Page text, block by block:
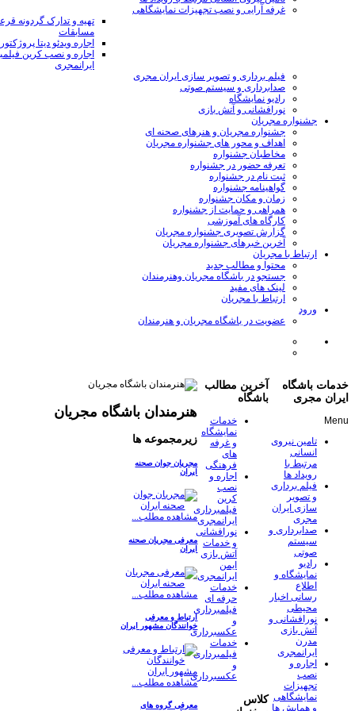
غرفه آرایی و نصب تجهیزات نمایشگاهی
تهیه و تدارک گردونه
مسابقات
اجاره ویدئو دیتا
اجاره و نصب کرین
ایرانمجری
فیلم برداری و تصویر سازی ایران مجری
صدابرداری و سیستم صوتی
رادیو نمایشگاه
نورافشانی و آتش بازی
جشنواره مجریان
جشنواره مجریان و هنرهای صحنه ای
اهداف و محور های جشنواره مجریان
مخاطبان جشنواره
تعرفه حضور در جشنواره
ثبت نام در جشنواره
گواهینامه جشنواره
زمان و مکان جشنواره
همراهی و حمایت از جشنواره
کارگاه های آموزشی
گزارش تصویری جشنواره مجریان
آخرین خبرهای جشنواره مجریان
ارتباط با مجریان
محتوا و مطالب جدید
جستجو در باشگاه مجریان وهنرمندان
لینک های مفید
ارتباط با مجریان
ورود
عضویت در باشگاه مجریان و هنرمندان
هنرمندان باشگاه مجریان
زیرمجموعه ها
مجریان جوان صحنه
ایران
مشاهده مطلب...
معرفی مجریان صحنه
ایران
مشاهده مطلب...
ارتباط و معرفی
خوانندگان مشهور ایران
مشاهده مطلب...
معرفی گروه های
آخرین مطالب
باشگاه
خدمات
نمایشگاه
و غرفه
های
فرهنگی
اجاره و
نصب
کرین
فیلمبرداری
ایرانمجری
نورافشانی
و خدمات
آتش بازی
ایمن
ایرانمجری
خدمات
حرفه ای
فیلمبرداری
و
عکسبرداری
خدمات
فیلمبرداری
و
عکسبرداری
کلاس
خدمات باشگاه
ایران مجری
Menu
تامین نیروی
انسانی
مرتبط با
رویداد ها
فیلم برداری
و تصویر
سازی ایران
مجری
صدابرداری و
سیستم
صوتی
رادیو
نمایشگاه و
اطلاع
رسانی اخبار
محیطی
نورافشانی و
آتش بازی
مدرن
ایرانمجری
اجاره و
نصب
تجهیزات
نمایشگاهی
و همایش ها